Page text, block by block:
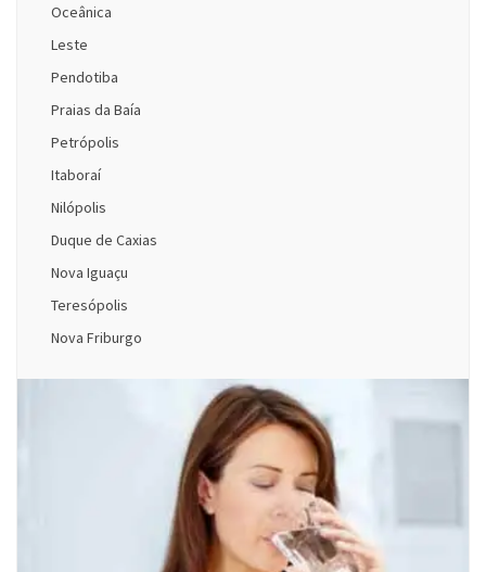
Oceânica
Leste
Pendotiba
Praias da Baía
Petrópolis
Itaboraí
Nilópolis
Duque de Caxias
Nova Iguaçu
Teresópolis
Nova Friburgo